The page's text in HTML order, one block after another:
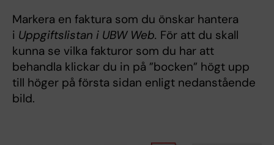
Markera en faktura som du önskar hantera
i Uppgiftslistan i UBW Web. För att du skall
kunna se vilka fakturor som du har att
behandla klickar du in på ”bocken” högt upp
till höger på första sidan enligt nedanstående
bild.